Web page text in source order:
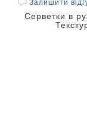
Залишити
Серветки в